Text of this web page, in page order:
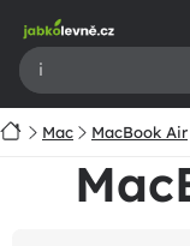
obsah
DomůMac MacBook Air